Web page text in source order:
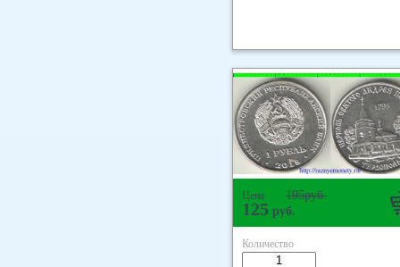
Цена 195руб.
125 руб.
Количество